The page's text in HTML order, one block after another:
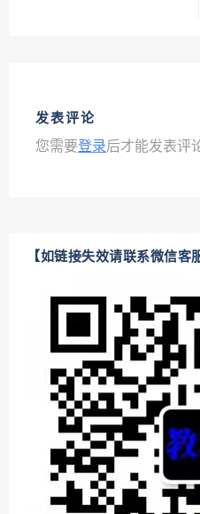
发表评论
您需要登录后才能发表评
【如链接失效请联系微信客